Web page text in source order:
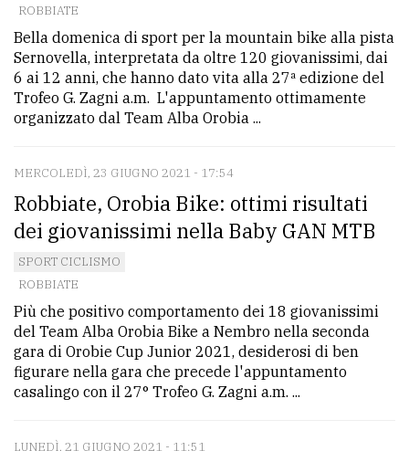
ROBBIATE
Bella domenica di sport per la mountain bike alla pista
Sernovella, interpretata da oltre 120 giovanissimi, dai
6 ai 12 anni, che hanno dato vita alla 27ª edizione del
Trofeo G. Zagni a.m. L'appuntamento ottimamente
organizzato dal Team Alba Orobia ...
MERCOLEDÌ, 23 GIUGNO 2021 - 17:54
Robbiate, Orobia Bike: ottimi risultati
dei giovanissimi nella Baby GAN MTB
SPORT CICLISMO
ROBBIATE
Più che positivo comportamento dei 18 giovanissimi
del Team Alba Orobia Bike a Nembro nella seconda
gara di Orobie Cup Junior 2021, desiderosi di ben
figurare nella gara che precede l'appuntamento
casalingo con il 27° Trofeo G. Zagni a.m. ...
LUNEDÌ, 21 GIUGNO 2021 - 11:51